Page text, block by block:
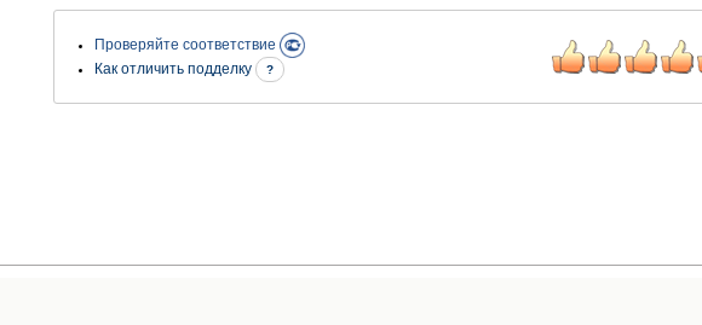
Проверяйте соответствие
Как отличить подделку
?